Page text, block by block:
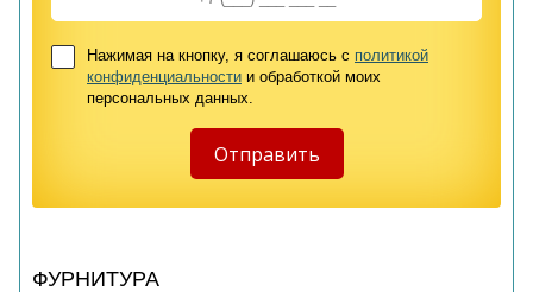
Нажимая на кнопку, я соглашаюсь с политикой
конфиденциальности и обработкой моих
персональных данных.
ФУРНИТУРА